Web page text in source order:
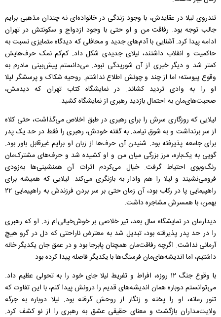
تندروی لیلا در عقایدش، با وجود زندگی در خانواده‌ای نه چندان مذهبی برایم
جالب توجه بود. رفاقت من و او حتی با وجود ازدواج و سکونتش در تهران
ادامه پیدا کرد. آشنایی با آدم‌های جدید و محافلی که دیدگاه متمایزی نسبت به
حاکمیت و انقلاب داشتند، لیلای جدیدی شکل داد. کم‌کم نمک حرف‌هایش
کمتر شد و دیگر خبری از آن شوریدگی نبود. می‌دانستم پیش‌بینی مادرم به
وقوع پیوسته؛ اما از چند و چونش اطلاع نداشتم. روحیه شکاک و پرسشگر لیلا
او را به وادی تردید کشاند. در نمایشگاه کتاب تهران که دیدمش،
صحبت‌های‌مان به احتمال بازدید رهبری از نمایشگاه کشید.
لیلایی که روزگاری سرش را برای رهبری در طبق اخلاص می‌گذاشت، حتی کلاه
از سر برنداشت و به شوق نیامد. به گفته خودش، رهبری را فقط در حد یک پدر
برای جامعه پذیرفته بود. شنیدن آن حرف‌ها از زبان او برایم غیرقابل باور بود.
گویی به یک‌باره، مرز بزرگی میان من و او کشیده شد و حرف‌های مشترک‌مان
رنگ‌وبوی احتیاط گرفت. خیال می‌کردم اثرات آن همنشینی‌ها به‌زودی
فرومی‌نشیند و لیلا را هم وادار به بازنگری می‌کند. لیلایی که همیشه برای
راهپیمایی پا در رکاب بود، آن زمان حتی بر سر بردن فرزندش به راهپیمایی ۲۲
بهمن، با همسرش مشاجره داشت.
دیدارمان در نمایشگاه سال بعد، تیر خلاصی بر خوش‌خیالی‌ام زد. او که رهبری
را در حد پدر پذیرفته بود، تبدیل شد به معترض ناراحتی که دل در گرو هیچ
آرمانی نداشت. اگرچه رفاقت‌مان همچنان پابرجا بود و در عمق جان یکدیگر خانه
داشتیم، اما اندیشه‌های‌مان فرسنگ‌ها با یکدیگر فاصله پیدا کرده بود.
با وقوع جنگ ۱۲ روزه، افراط و تفریط لیلا جای خود را به تحولی عظیم داد.
می‌توانستم دوباره همان اندیشه‌های قدیم را درونش پیدا کنم، با این تفاوت که
تنور زمانه، او را پخته و زنگار از روحش گرفته بود. لیلا دوباره به جرگه
ولایت‌مداران بازگشت و معنای حقیقی عشق به رهبری را از نو کشف کرد.